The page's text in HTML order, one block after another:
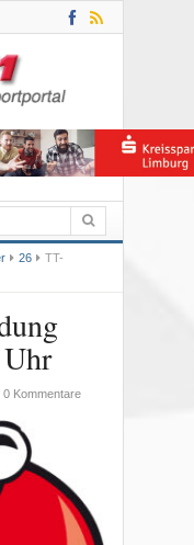
26
TT-
0 Kommentare